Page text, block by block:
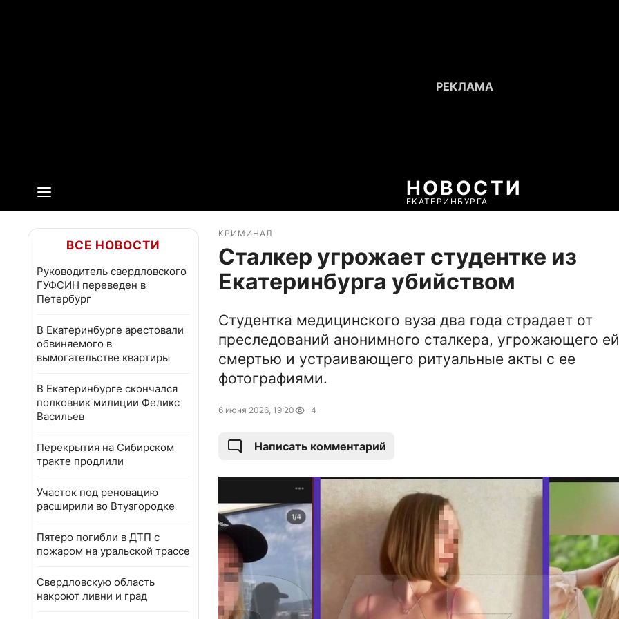
НОВОСТИ
ЕКАТЕРИНБУРГА
ВСЕ НОВОСТИ
Руководитель свердловского
ГУФСИН переведен в
Петербург
В Екатеринбурге арестовали
обвиняемого в
вымогательстве квартиры
В Екатеринбурге скончался
полковник милиции Феликс
Васильев
Перекрытия на Сибирском
тракте продлили
Участок под реновацию
расширили во Втузгородке
Пятеро погибли в ДТП с
пожаром на уральской трассе
Свердловскую область
накроют ливни и град
КРИМИНАЛ
Сталкер угрожает студентке из
Екатеринбурга убийством
Студентка медицинского вуза два года страдает от
преследований анонимного сталкера, угрожающего ей
смертью и устраивающего ритуальные акты с ее
фотографиями.
6 июня 2026, 19:20 4
Написать комментарий